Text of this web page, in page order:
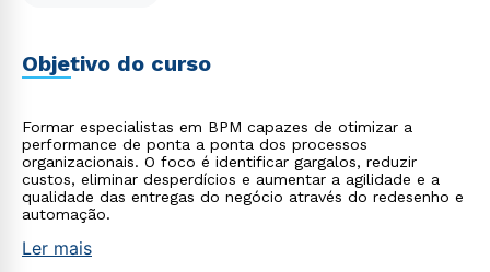
Objetivo do curso
Formar especialistas em BPM capazes de otimizar a
performance de ponta a ponta dos processos
organizacionais. O foco é identificar gargalos, reduzir
custos, eliminar desperdícios e aumentar a agilidade e a
qualidade das entregas do negócio através do redesenho e
automação.
Ler mais